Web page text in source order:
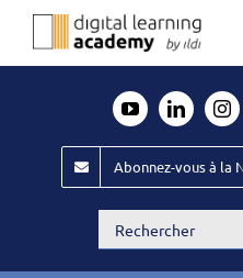
Passer
Évènements ILDI
Offres d’emploi
Abonnez-vous à la
Rechercher: